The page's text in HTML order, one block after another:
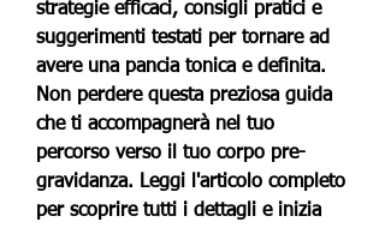
strategie efficaci, consigli pratici e
suggerimenti testati per tornare ad
avere una pancia tonica e definita.
Non perdere questa preziosa guida
che ti accompagnerà nel tuo
percorso verso il tuo corpo pre-
gravidanza. Leggi l'articolo completo
per scoprire tutti i dettagli e inizia